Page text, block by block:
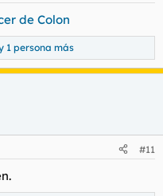
de Colon
1 persona más
#11